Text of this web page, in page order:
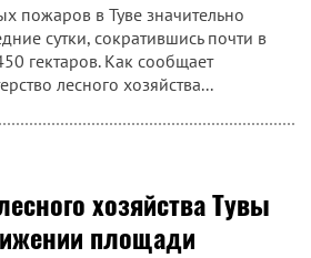
пожаров в Туве значительно
сутки, сократившись почти в
гектаров. Как сообщает
лесного хозяйства...
хозяйства Тувы
площади